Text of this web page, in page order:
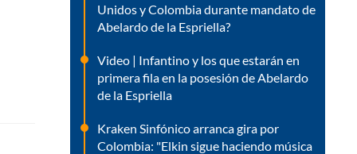
Unidos y Colombia durante mandato de
Abelardo de la Espriella?
Video | Infantino y los que estarán en
primera fila en la posesión de Abelardo
de la Espriella
Kraken Sinfónico arranca gira por
Colombia: "Elkin sigue haciendo música